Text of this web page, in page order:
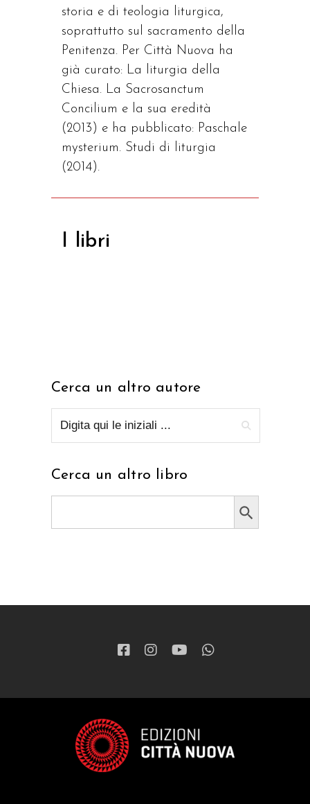
storia e di teologia liturgica,
soprattutto sul sacramento della
Penitenza. Per Città Nuova ha
già curato: La liturgia della
Chiesa. La Sacrosanctum
Concilium e la sua eredità
(2013) e ha pubblicato: Paschale
mysterium. Studi di liturgia
(2014).
I libri
Cerca un altro autore
Cerca un altro libro
Search Button